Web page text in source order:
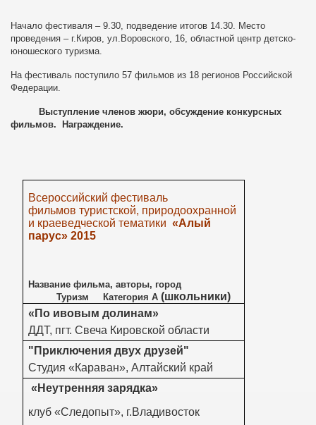
Начало фестиваля – 9.30, подведение итогов 14.30. Место
проведения – г.Киров, ул.Воровского, 16, областной центр детско-
юношеского туризма.
На фестиваль поступило 57 фильмов из 18 регионов Российской
Федерации.
Выступление членов жюри, обсуждение конкурсных
фильмов. Награждение.
Всероссийский фестиваль
фильмов туристской, природоохранной
и краеведческой тематики «Алый
парус» 2015
Название фильма, авторы, город
Туризм Категория А (школьники)
«По ивовым долинам»
ДДТ, пгт. Свеча Кировской области
"Приключения двух друзей"
Студия «Караван», Алтайский край
«Неутренняя зарядка»
клуб «Следопыт», г.Владивосток